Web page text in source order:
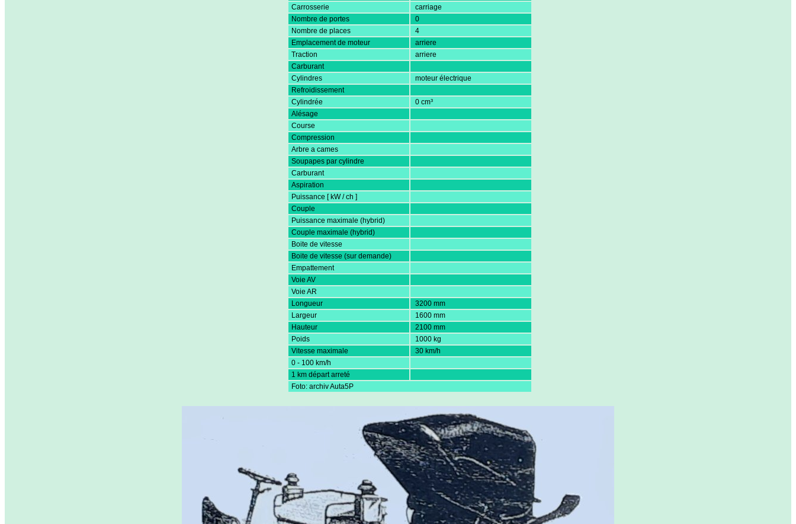
Carrosserie
carriage
Nombre de portes
0
Nombre de places
4
Emplacement de moteur
arriere
Traction
arriere
Carburant
Cylindres
moteur électrique
Refroidissement
Cylindrée
0 cm³
Alésage
Course
Compression
Arbre a cames
Soupapes par cylindre
Carburant
Aspiration
Puissance [ kW / ch ]
Couple
Puissance maximale (hybrid)
Couple maximale (hybrid)
Boite de vitesse
Boite de vitesse (sur demande)
Empattement
Voie AV
Voie AR
Longueur
3200 mm
Largeur
1600 mm
Hauteur
2100 mm
Poids
1000 kg
Vitesse maximale
30 km/h
0 - 100 km/h
1 km départ arreté
Foto: archiv Auta5P